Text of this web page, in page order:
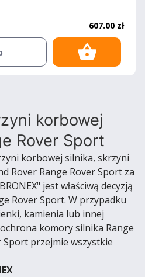
607.00 zł
korbowej
Rover Sport
korbowej silnika, skrzyni
Rover Range Rover Sport za
jest właściwą decyzją
Rover Sport. W przypadku
kamienia lub innej
komory silnika Range
Sport przejmie wszystkie